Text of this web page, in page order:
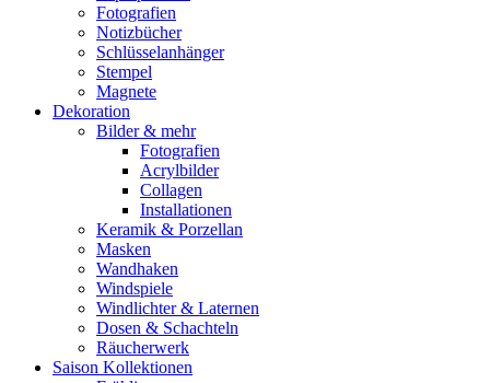
Fotografien
Notizbücher
Schlüsselanhänger
Stempel
Magnete
Dekoration
Bilder & mehr
Fotografien
Acrylbilder
Collagen
Installationen
Keramik & Porzellan
Masken
Wandhaken
Windspiele
Windlichter & Laternen
Dosen & Schachteln
Räucherwerk
Saison Kollektionen